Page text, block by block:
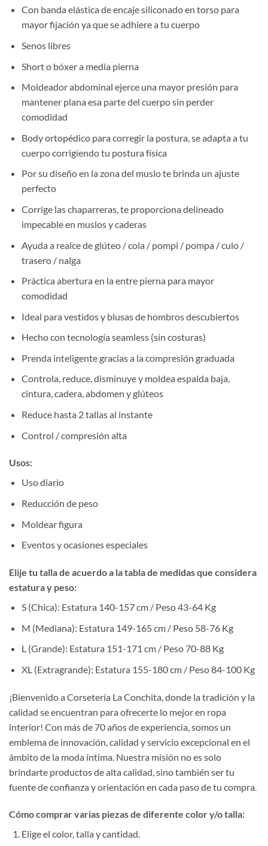
Con banda elástica de encaje siliconado en torso para
mayor fijación ya que se adhiere a tu cuerpo
Senos libres
Short o bóxer a media pierna
Moldeador abdominal ejerce una mayor presión para
mantener plana esa parte del cuerpo sin perder
comodidad
Body ortopédico para corregir la postura, se adapta a tu
cuerpo corrigiendo tu postura física
Por su diseño en la zona del muslo te brinda un ajuste
perfecto
Corrige las chaparreras, te proporciona delineado
impecable en muslos y caderas
Ayuda a realce de glúteo / cola / pompi / pompa / culo /
trasero / nalga
Práctica abertura en la entre pierna para mayor
comodidad
Ideal para vestidos y blusas de hombros descubiertos
Hecho con tecnología seamless (sin costuras)
Prenda inteligente gracias a la compresión graduada
Controla, reduce, disminuye y moldea espalda baja,
cintura, cadera, abdomen y glúteos
Reduce hasta 2 tallas al instante
Control / compresión alta
Usos:
Uso diario
Reducción de peso
Moldear figura
Eventos y ocasiones especiales
Elije tu talla de acuerdo a la tabla de medidas que considera
estatura y peso:
S (Chica): Estatura 140-157 cm / Peso 43-64 Kg
M (Mediana): Estatura 149-165 cm / Peso 58-76 Kg
L (Grande): Estatura 151-171 cm / Peso 70-88 Kg
XL (Extragrande): Estatura 155-180 cm / Peso 84-100 Kg
¡Bienvenido a Corsetería La Conchita, donde la tradición y la
calidad se encuentran para ofrecerte lo mejor en ropa
interior! Con más de 70 años de experiencia, somos un
emblema de innovación, calidad y servicio excepcional en el
ámbito de la moda íntima. Nuestra misión no es solo
brindarte productos de alta calidad, sino también ser tu
fuente de confianza y orientación en cada paso de tu compra.
Cómo comprar varias piezas de diferente color y/o talla:
Elige el color, talla y cantidad.